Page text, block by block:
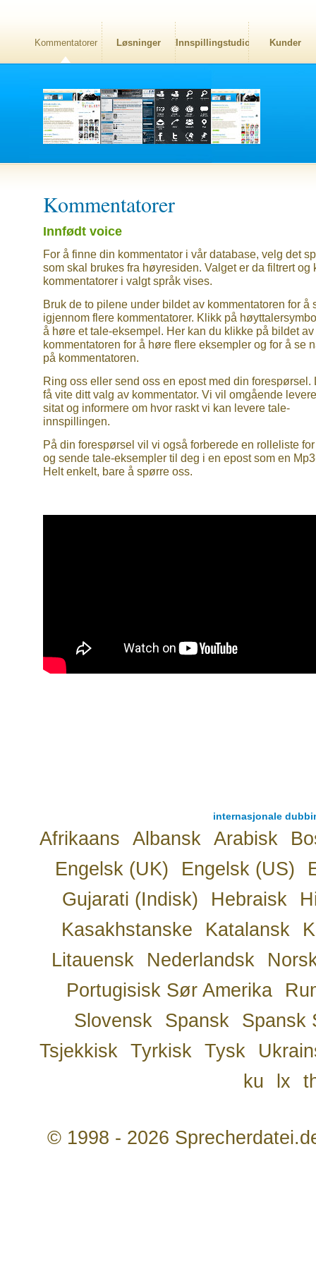
Kommentatorer Løsninger Innspillingstudio Kunder
Kommentatorer
Innfødt voice
For å finne din kommentator i vår database, velg det
som skal brukes fra høyresiden. Valget er da filtrert og
kommentatorer i valgt språk vises.
Bruk de to pilene under bildet av kommentatoren for å
igjennom flere kommentatorer. Klikk på
å høre et tale-eksempel. Her kan du klikke på bildet av
kommentatoren for å høre flere eksempler og for å se
på kommentatoren.
Ring oss eller send oss en epost med din forespørsel.
få vite ditt valg av kommentator. Vi vil omgående
sitat og informere om hvor raskt vi kan levere tale-
innspillingen.
På din forespørsel vil vi også forberede en rolleliste
og sende tale-eksempler til deg i en epost som en
Helt enkelt, bare å spørre oss.
internasjonale
Afrikaans Albansk Arabisk
Engelsk (UK)
Engelsk (US)
Gujarati (Indisk)
Hebraisk
Kasakhstanske
Katalansk
Litauensk
Nederlandsk
Portugisisk Sør Amerika
Slovensk
Spansk
Spansk
Tsjekkisk
Tyrkisk Tysk
ku
lx
© 1998 - 2026